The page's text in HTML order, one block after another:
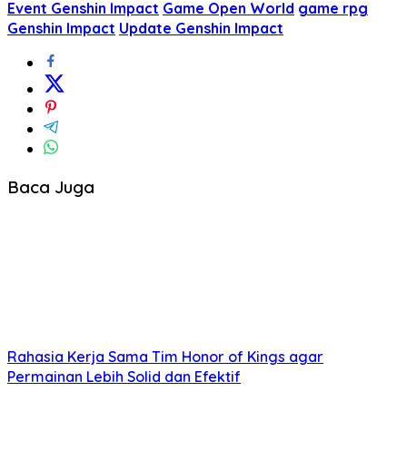
Event Genshin Impact Game Open World game rpg
Genshin Impact Update Genshin Impact
Baca Juga
Rahasia Kerja Sama Tim Honor of Kings agar
Permainan Lebih Solid dan Efektif